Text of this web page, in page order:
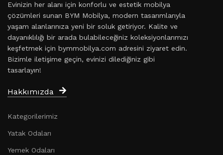
Evinizin her alanı için konforlu ve estetik mobilya
çözümleri sunan BYM Mobilya, modern tasarımlarıyla
yaşam alanlarınıza yeni bir soluk getiriyor. Kalite ve
dayanıklılığı bir arada bulabileceğiniz koleksiyonlarımızı
keşfetmek için bymmobilya.com adresini ziyaret edin.
Bizimle iletişime geçin, evinizi dilediğiniz gibi
tasarlayın!
Hakkımızda
Kategorilerimiz
Yatak Odaları
Yemek Odaları